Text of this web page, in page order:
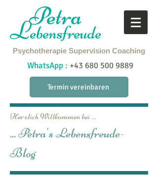
Petra
Lebensfreude
Psychotherapie Supervision Coaching
WhatsApp : +43 680 500 9889
Termin vereinbaren
Herzlich Willkommen bei ...
... Petra's Lebensfreude-
Blog